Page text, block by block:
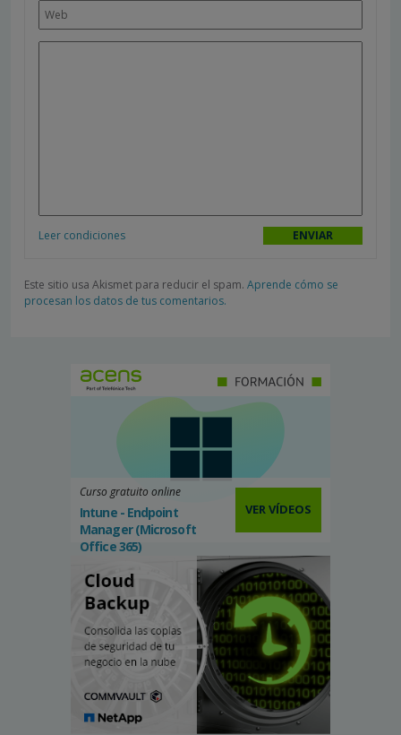
Leer condiciones
Este sitio usa Akismet para reducir el spam. Aprende cómo se
procesan los datos de tus comentarios.
Curso gratuito online
Intune - Endpoint
Manager (Microsoft
Office 365)
VER VÍDEOS